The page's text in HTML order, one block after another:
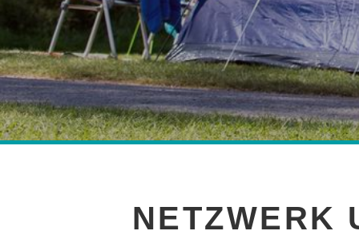
NETZWERK